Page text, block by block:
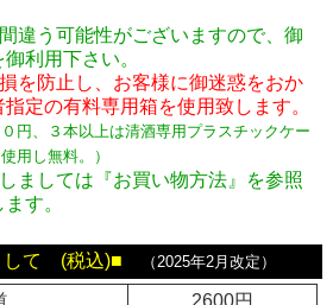
違う可能性がございますので、御
利用下さい。
を防止し、お客様に御迷惑をおか
定の有料専用箱を使用致します。
円、３本以上は清酒専用プラスチックケー
用し無料。
）
ましては『お買い物方法』を参照
す。
て (税込)■ （2025年2月改定）
2600円